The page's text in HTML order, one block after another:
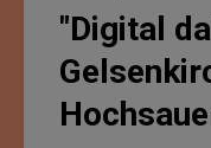
"Digital